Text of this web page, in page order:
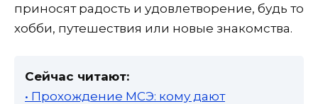
приносят радость и удовлетворение, будь то
хобби, путешествия или новые знакомства.
Сейчас читают:
• Прохождение МСЭ: кому дают